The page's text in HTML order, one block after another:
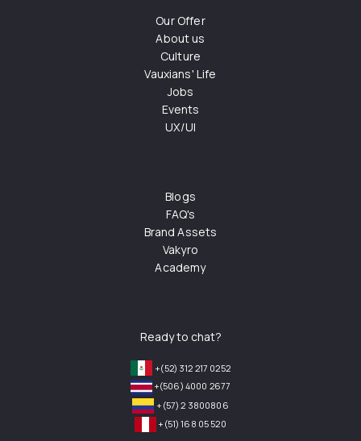
Our Offer
About us
Culture
Vauxians' Life
Jobs
Events
UX/UI
Blogs
FAQ's
Brand Assets
Vakyro
Academy
Ready to chat?
+(52) 312 217 0252
+(506) 4000 2677
+(57) 2 3800806
+(51) 168 05 520